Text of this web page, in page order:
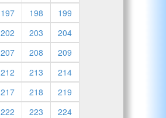
197 198
199
202 203
204
207 208
209
212 213
214
217 218
219
222 223
224